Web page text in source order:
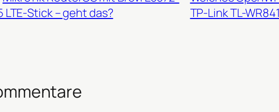
LTE-Stick – geht das?
TP-Link TL-